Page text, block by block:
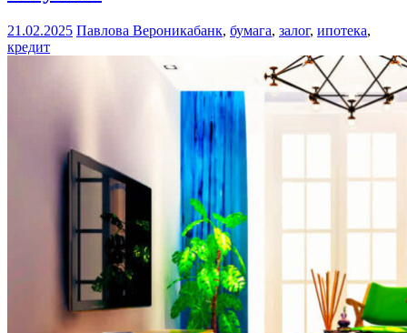
21.02.2025 Павлова Вероникабанк, бумага, залог, ипотека,
кредит